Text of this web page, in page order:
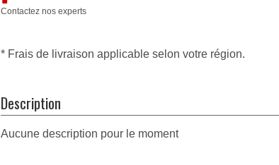
Contactez nos experts
* Frais de livraison applicable selon votre région.
Description
Aucune description pour le moment